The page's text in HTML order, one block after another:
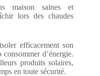
maison saines et
lors des chaudes
efficacement son
d’énergie.
produits solaires,
en toute sécurité.